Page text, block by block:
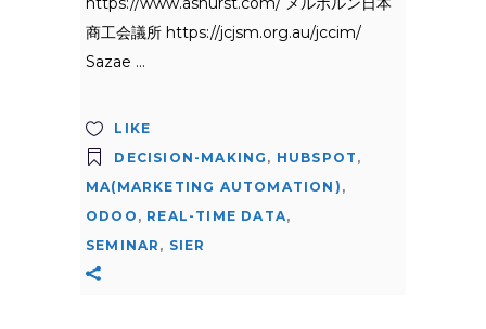
商工会議所 https://jcjsm.org.au/jccim/
Sazae
LIKE
DECISION-MAKING , HUBSPOT ,
MA(MARKETING AUTOMATION) ,
ODOO , REAL-TIME DATA,
SEMINAR , SIER